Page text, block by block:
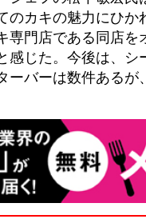
のカキの魅力にひか
専門店である同店
感じた。今後は、
ーバーは数件ある